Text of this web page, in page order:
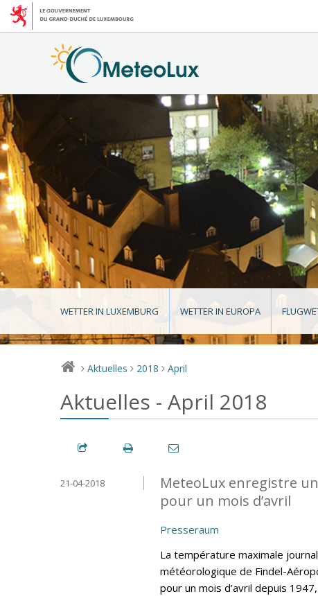
WETTER IN LUXEMBURG WETTER IN EUROPA
> Aktuelles > 2018 > April
Aktuelles - April 2018
MeteoLux enregistre
pour un mois d’avril
21-04-2018
Presseraum
La température maximale
météorologique de Findel-
pour un mois d’avril depuis